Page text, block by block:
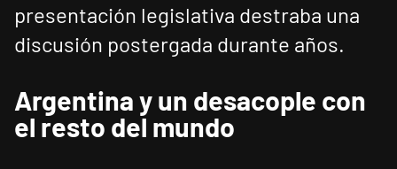
presentación legislativa destraba una
discusión postergada durante años.
Argentina y un desacople con
el resto del mundo